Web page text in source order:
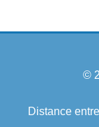
©
Distance entre